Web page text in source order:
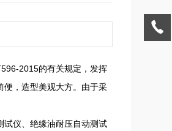
2015的有关规定，发挥
便，造型美观大方。由于采
试仪、绝缘油耐压自动测试